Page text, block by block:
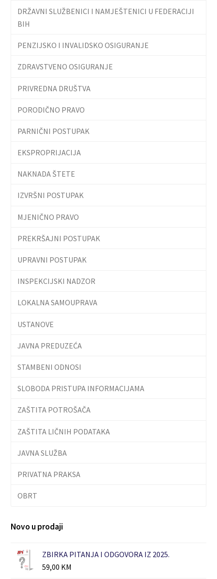
DRŽAVNI SLUŽBENICI I NAMJEŠTENICI U FEDERACIJI
BIH
PENZIJSKO I INVALIDSKO OSIGURANJE
ZDRAVSTVENO OSIGURANJE
PRIVREDNA DRUŠTVA
PORODIČNO PRAVO
PARNIČNI POSTUPAK
EKSPROPRIJACIJA
NAKNADA ŠTETE
IZVRŠNI POSTUPAK
MJENIČNO PRAVO
PREKRŠAJNI POSTUPAK
UPRAVNI POSTUPAK
INSPEKCIJSKI NADZOR
LOKALNA SAMOUPRAVA
USTANOVE
JAVNA PREDUZEĆA
STAMBENI ODNOSI
SLOBODA PRISTUPA INFORMACIJAMA
ZAŠTITA POTROŠAČA
ZAŠTITA LIČNIH PODATAKA
JAVNA SLUŽBA
PRIVATNA PRAKSA
OBRT
Novo u prodaji
ZBIRKA PITANJA I ODGOVORA IZ 2025.
59,00 KM